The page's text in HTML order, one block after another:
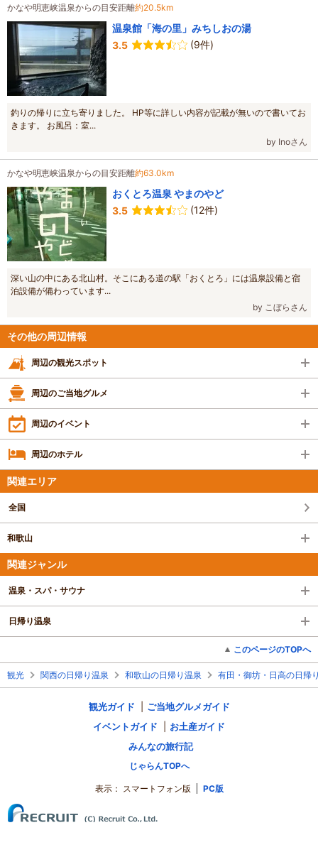
かなや明恵峡温泉からの目安距離約20.5km
温泉館「海の里」みちしおの湯
3.5
(9件)
釣りの帰りに立ち寄りました。 HP等に詳しい内容が記載が無いので書いてお
きます。 お風呂：室...
by Inoさん
かなや明恵峡温泉からの目安距離約63.0km
おくとろ温泉 やまのやど
3.5
(12件)
深い山の中にある北山村。そこにある道の駅「おくとろ」には温泉設備と宿
泊設備が備わっています...
by こぼらさん
その他の周辺情報
周辺の観光スポット
周辺のご当地グルメ
周辺のイベント
周辺のホテル
関連エリア
全国
和歌山
関連ジャンル
温泉・スパ・サウナ
日帰り温泉
このページのTOPへ
観光 関西の日帰り温泉 和歌山の日帰り温泉 有田・御坊・日高の日帰
観光ガイド
ご当地グルメガイド
イベントガイド
お土産ガイド
みんなの旅行記
じゃらんTOPへ
表示： スマートフォン版 PC版